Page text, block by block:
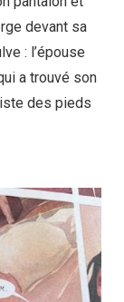
devant sa
: l’épouse
a trouvé son
des pieds